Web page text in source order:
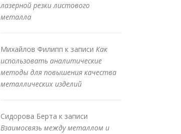
лазерной резки листового
металла
Михайлов Филипп к записи Как
использовать аналитические
методы для повышения качества
металлических изделий
Сидорова Берта к записи
Взаимосвязь между металлом и